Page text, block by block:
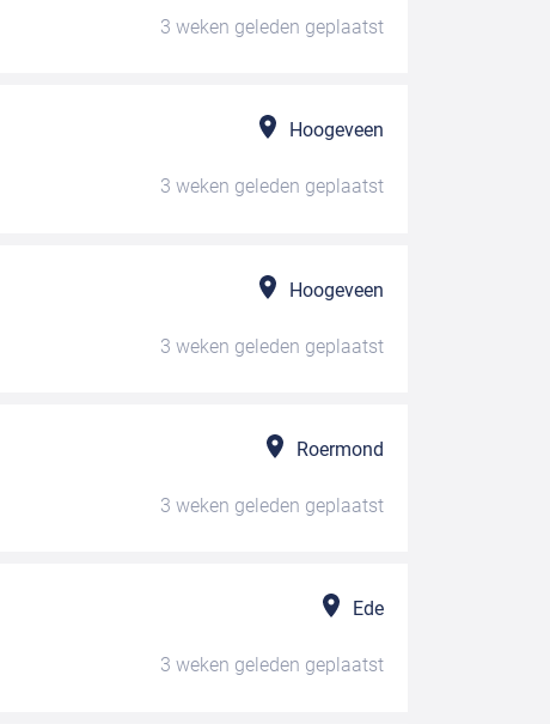
3 weken geleden geplaatst
Hoogeveen
3 weken geleden geplaatst
Hoogeveen
3 weken geleden geplaatst
Roermond
3 weken geleden geplaatst
Ede
3 weken geleden geplaatst